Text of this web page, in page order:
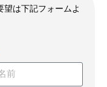
望は下記フォームよ